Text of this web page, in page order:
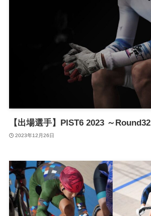
【出場選手】PIST6 2023 ～Round32
2023年12月26日